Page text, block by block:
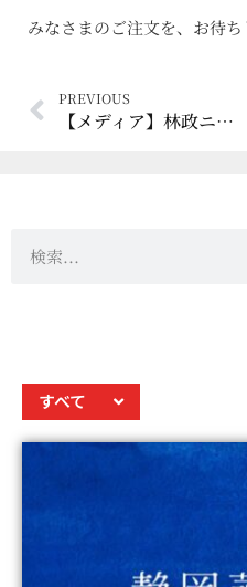
みなさまのご注文を、お待
PREVIOUS
【メディア】林政ニュース 2021年8月25日 [静岡県産材で極上ウイスキーをつくるガイアフロー]
すべて